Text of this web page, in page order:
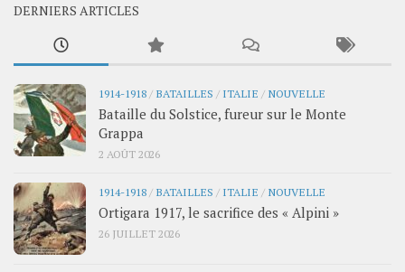
DERNIERS ARTICLES
1914-1918 / BATAILLES / ITALIE / NOUVELLE
Bataille du Solstice, fureur sur le Monte
Grappa
2 AOÛT 2026
1914-1918 / BATAILLES / ITALIE / NOUVELLE
Ortigara 1917, le sacrifice des « Alpini »
26 JUILLET 2026